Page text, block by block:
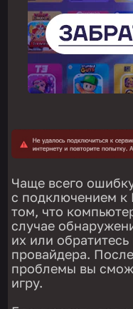
Чаще всего
с подключением к
том, что
случае
их или
провайдера.
проблемы вы
игру.